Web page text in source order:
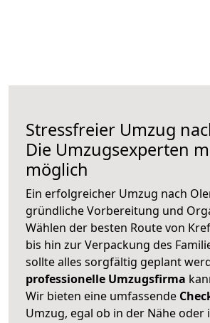
Stressfreier Umzug
Die Umzugsexperten
möglich
Ein erfolgreicher Umzug nach
gründliche Vorbereitung und
Wählen der besten Route von
bis hin zur Verpackung des
sollte alles sorgfältig geplant
professionelle Umzugsfirma
Wir bieten eine umfassende
Umzug, egal ob in der Nähe oder